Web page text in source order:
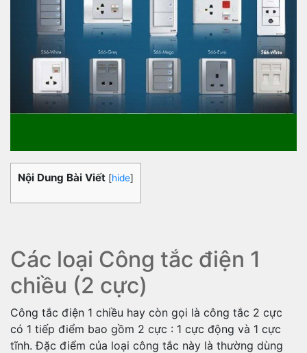
Nội Dung Bài Viết [hide]
Các loại Công tắc điện 1
chiều (2 cực)
Công tắc điện 1 chiều hay còn gọi là công tắc 2 cực
có 1 tiếp điểm bao gồm 2 cực : 1 cực động và 1 cực
tĩnh. Đặc điểm của loại công tắc này là thường dùng